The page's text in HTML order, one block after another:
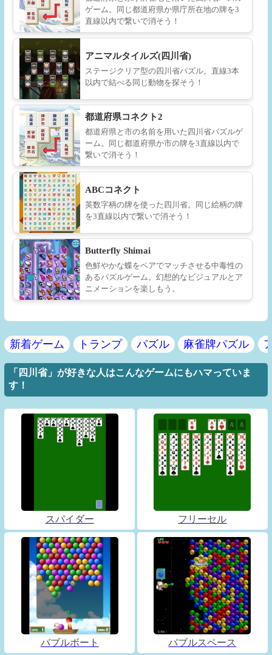
ゲーム。同じ都道府県か県庁所在地の牌を3
直線以内で繋いで消そう！
アニマルタイルズ(四川省)
ステージクリア型の四川省パズル。直線3本
以内で結べる同じ動物を探そう！
都道府県コネクト2
都道府県と市の名前を用いた四川省パズルゲ
ーム。同じ都道府県か市の牌を3直線以内で
繋いで消そう！
ABCコネクト
英数字柄の牌を使った四川省。同じ絵柄の牌
を3直線以内で繋いで消そう！
Butterfly Shimai
色鮮やかな蝶をペアでマッチさせる中毒性の
あるパズルゲーム。幻想的なビジュアルとア
ニメーションを楽しもう。
新着ゲーム トランプ パズル 麻雀牌パズル
「四川省」が好きな人はこんなゲームにもハマっていま
す！
スパイダー フリーセル
バブルボート バブルスペース